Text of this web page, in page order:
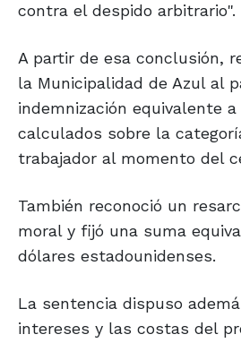
contra el despido arbitrario".
A partir de esa conclusión,
la Municipalidad de Azul al
indemnización equivalente
calculados sobre la
trabajador al momento del
También reconoció un
moral y fijó una suma
dólares estadounidenses.
La sentencia dispuso
intereses y las costas del